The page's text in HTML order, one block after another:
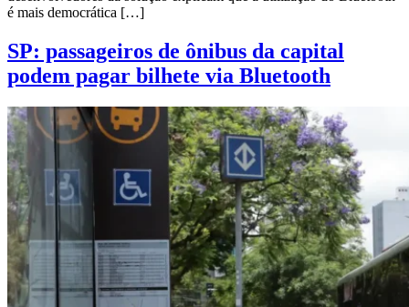
é mais democrática […]
SP: passageiros de ônibus da capital
podem pagar bilhete via Bluetooth